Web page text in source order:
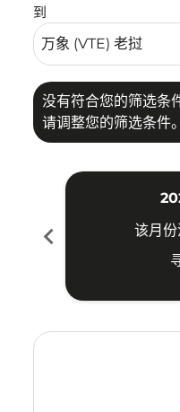
到
没有符合您的筛选条
请调整您的筛选条件。
chevron_left
该月